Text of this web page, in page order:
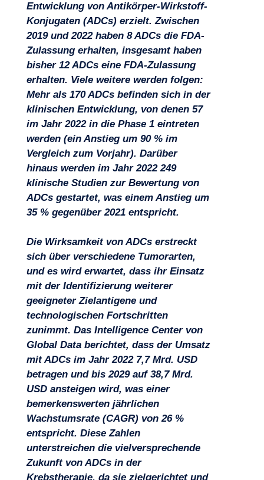
Projekte
Entwicklung von Antikörper-Wirkstoff-
Konjugaten (ADCs) erzielt. Zwischen
2019 und 2022 haben 8 ADCs die FDA-
Zulassung erhalten, insgesamt haben
bisher 12 ADCs eine FDA-Zulassung
erhalten. Viele weitere werden folgen:
Mehr als 170 ADCs befinden sich in der
klinischen Entwicklung, von denen 57
im Jahr 2022 in die Phase 1 eintreten
werden (ein Anstieg um 90 % im
Vergleich zum Vorjahr). Darüber
hinaus werden im Jahr 2022 249
klinische Studien zur Bewertung von
ADCs gestartet, was einem Anstieg um
35 % gegenüber 2021 entspricht.
Die Wirksamkeit von ADCs erstreckt
sich über verschiedene Tumorarten,
und es wird erwartet, dass ihr Einsatz
mit der Identifizierung weiterer
geeigneter Zielantigene und
technologischen Fortschritten
zunimmt. Das Intelligence Center von
Global Data berichtet, dass der Umsatz
mit ADCs im Jahr 2022 7,7 Mrd. USD
betragen und bis 2029 auf 38,7 Mrd.
USD ansteigen wird, was einer
bemerkenswerten jährlichen
Wachstumsrate (CAGR) von 26 %
entspricht. Diese Zahlen
unterstreichen die vielversprechende
Zukunft von ADCs in der
Krebstherapie, da sie zielgerichtet und